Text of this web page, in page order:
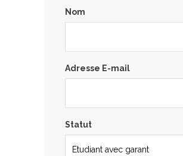
Nom
Adresse E-mail
Statut